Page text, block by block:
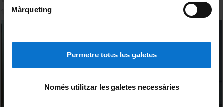
Màrqueting
Permetre totes les galetes
Només utilitzar les galetes necessàries
12 Enero, 2016